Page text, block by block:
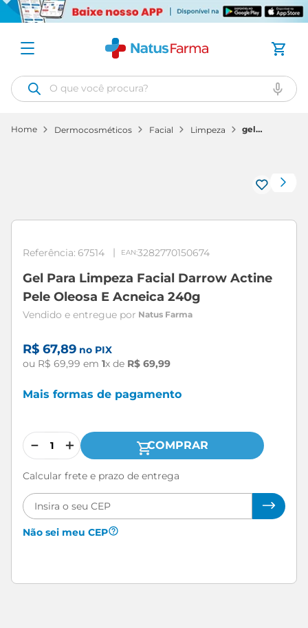
O que você procura?
dermocosméticos facial limpeza
gel
actine
pele
Referência: 67514 3282770150674
Gel Para Limpeza Facial Darrow Actine
Pele Oleosa E Acneica 240g
Natus Farma
R$ 67,89 no PIX
ou R$ 69,99 em 1x de R$ 69,99
Mais formas de pagamento
＋
－ COMPRAR
Calcular frete e prazo de entrega
Não sei meu CEP